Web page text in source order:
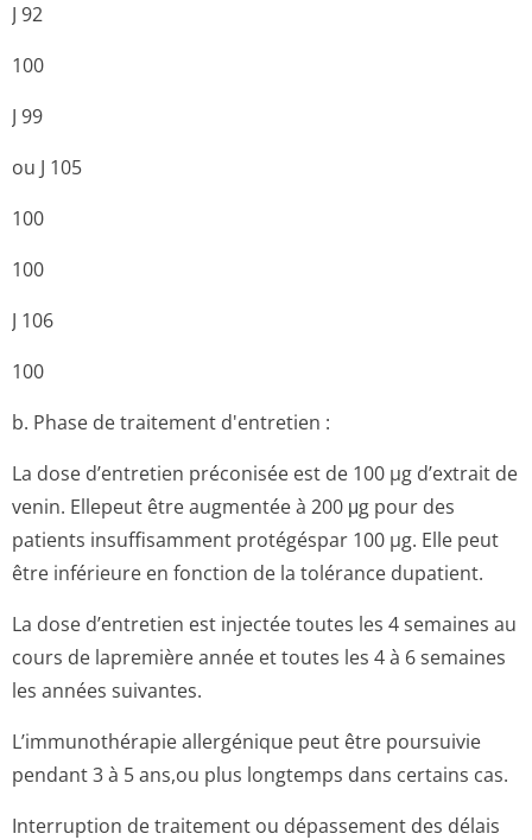
J 92
100
J 99
ou J 105
100
100
J 106
100
b. Phase de traitement d'entretien :
La dose d’entretien préconisée est de 100 µg d’extrait de
venin. Ellepeut être augmentée à 200 μg pour des
patients insuffisamment protégéspar 100 µg. Elle peut
être inférieure en fonction de la tolérance dupatient.
La dose d’entretien est injectée toutes les 4 semaines au
cours de lapremière année et toutes les 4 à 6 semaines
les années suivantes.
L’immunothérapie allergénique peut être poursuivie
pendant 3 à 5 ans,ou plus longtemps dans certains cas.
Interruption de traitement ou dépassement des délais